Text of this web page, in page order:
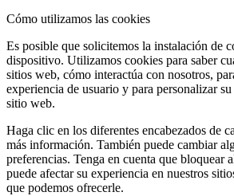
Cómo utilizamos las cookies
Es posible que solicitemos la instalación de
dispositivo. Utilizamos cookies para saber
sitios web, cómo interactúa con nosotros,
experiencia de usuario y para personalizar
sitio web.
Haga clic en los diferentes encabezados de
más información. También puede cambiar
preferencias. Tenga en cuenta que bloquear
puede afectar su experiencia en nuestros
que podemos ofrecerle.